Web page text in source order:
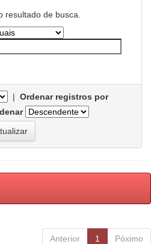
resultado de busca.
| Ordenar registros por
Anterior 1 Póximo